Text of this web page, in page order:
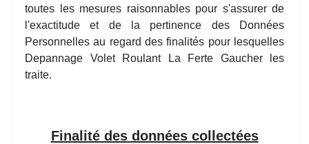
toutes les mesures raisonnables pour s'assurer de
l'exactitude et de la pertinence des Données
Personnelles au regard des finalités pour lesquelles
Depannage Volet Roulant La Ferte Gaucher les
traite.
Finalité des données collectées